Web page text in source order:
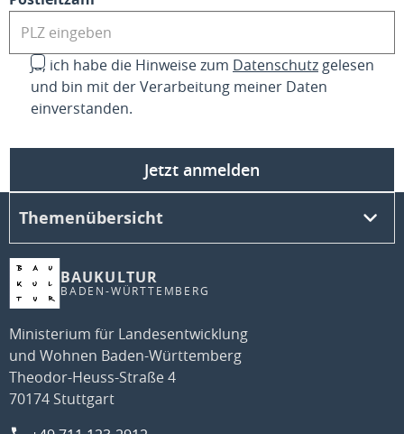
Ja, ich habe die Hinweise zum Datenschutz gelesen
und bin mit der Verarbeitung meiner Daten
einverstanden.
Jetzt anmelden
BAUKULTUR
BADEN-WÜRTTEMBERG
Ministerium für Landesentwicklung
und Wohnen Baden-Württemberg
Theodor-Heuss-Straße 4
70174 Stuttgart
Themenübersicht